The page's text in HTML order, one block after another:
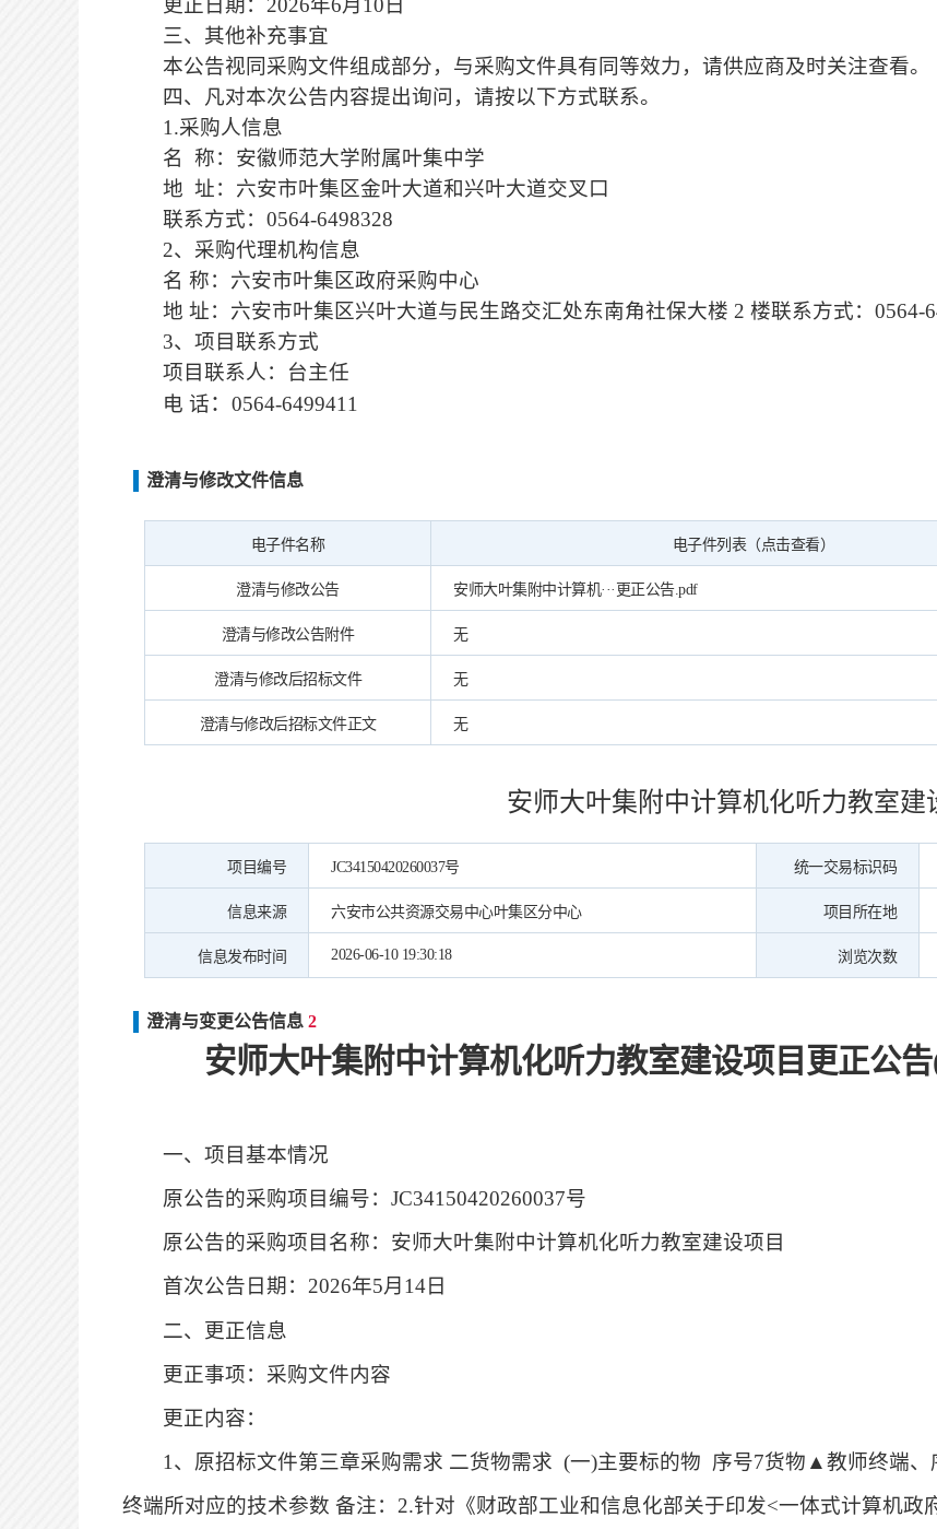
更正日期： 2026年6月10日
三、其他补充事宜
本公告视同采购文件组成部分，与采购文件具有同等效力，请供应商及时关注查看。
四、凡对本次公告内容提出询问，请按以下方式联系。
1.采购人信息
名
称：安徽师范大学附属叶集中学
地 址：六安市叶集区金叶大道和兴叶大道交叉口
联系方式：0564-6498328
2、采购代理机构信息
名 称：六安市叶集区政府采购中心
地 址：六安市叶集区兴叶大道与民生路交汇处东南角社保大楼 2 楼联系方式：0564-
3、项目联系方式
项目联系人：台主任
电 话：0564-6499411
澄清与修改文件信息
电子件名称 电子件列表（点击查看）
澄清与修改公告 安师大叶集附中计算机···更正公告.pdf
澄清与修改公告附件 无
澄清与修改后招标文件 无
澄清与修改后招标文件正文 无
安师大叶集附中计算机化听力教室建
项目编号 JC34150420260037号 统一交易标识码
信息来源 六安市公共资源交易中心叶集区分中心 项目所在地
信息发布时间 2026-06-10 19:30:18 浏览次数
澄清与变更公告信息 2
安师大叶集附中计算机化听力教室建设项目更正公告
一、项目基本情况
原公告的采购项目编号：JC34150420260037号
原公告的采购项目名称：安师大叶集附中计算机化听力教室建设项目
首次公告日期： 2026年5月14日
二、更正信息
更正事项：采购文件内容
更正内容：
1、 原招标文件第三章采购需求 二货物需求 (一)主要标的物 序号7货物 ▲教师终端、
终端所对应的技术参数 备注： 2.针对《财政部工业和信息化部关于印发<一体式计算机政